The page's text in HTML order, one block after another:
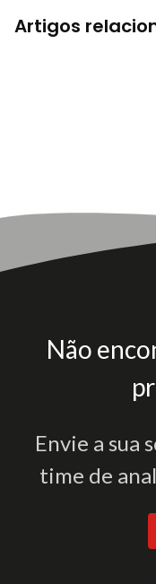
Artigos
Não
Envie a sua
time de